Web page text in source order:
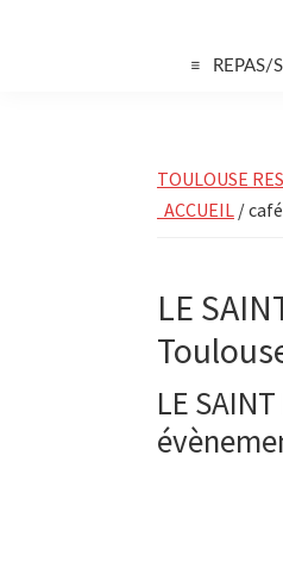
≡ REPAS/
TOULOUSE
ACCUEIL /
LE
LE